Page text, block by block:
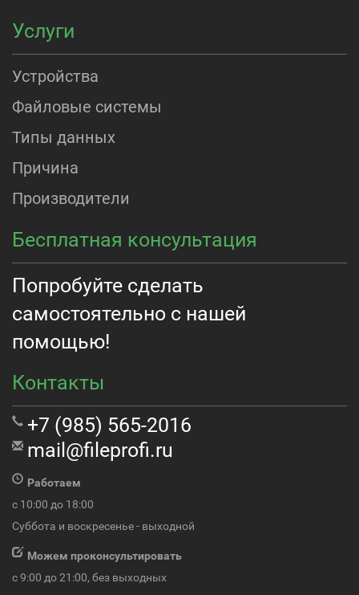
Услуги
Устройства
Файловые системы
Типы данных
Причина
Производители
Бесплатная консультация
Попробуйте сделать
самостоятельно с нашей
помощью!
Контакты
+7 (985) 565-2016
mail@fileprofi.ru
Работаем
с 10:00 до 18:00
Суббота и воскресенье - выходной
Можем проконсультировать
с 9:00 до 21:00, без выходных